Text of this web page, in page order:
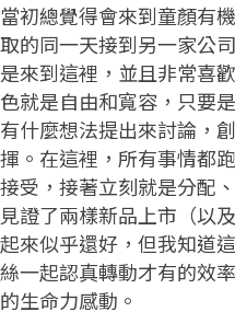
當初總覺得會來到童顏有
取的同一天接到另一家公
是來到這裡，並且非常喜
色就是自由和寬容，只要
有什麼想法提出來討論，
揮。在這裡，所有事情都
接受，接著立刻就是分配
見證了兩樣新品上市（以
起來似乎還好，但我知道
絲一起認真轉動才有的效
的生命力感動。